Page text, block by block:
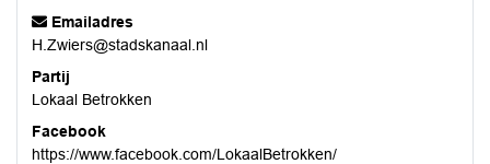
Emailadres
H.Zwiers@stadskanaal.nl
Partij
Lokaal Betrokken
Facebook
https://www.facebook.com/LokaalBetrokken/